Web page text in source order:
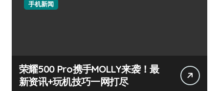
手机新闻
荣耀500 Pro携手MOLLY来袭！最
新资讯+玩机技巧一网打尽